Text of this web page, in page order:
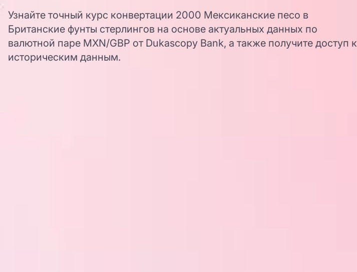
Узнайте точный курс конвертации 2000 Мексиканские песо в
Британские фунты стерлингов на основе актуальных данных по
валютной паре MXN/GBP от Dukascopy Bank, а также получите доступ к
историческим данным.